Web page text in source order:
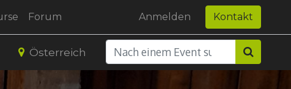
Forum Anmelden Kontakt
Österreich